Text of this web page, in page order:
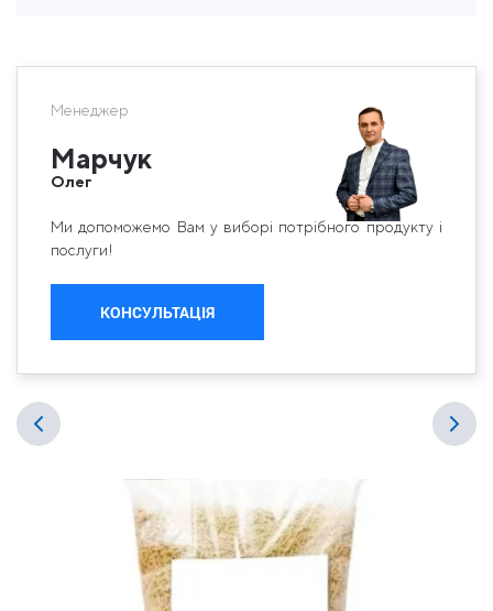
Менеджер
Марчук
Олег
Ми допоможемо Вам у виборі потрібного продукту і
послуги!
КОНСУЛЬТАЦІЯ